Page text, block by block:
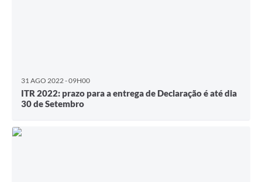
31 AGO 2022 - 09H00
ITR 2022: prazo para a entrega de Declaração é até dia
30 de Setembro